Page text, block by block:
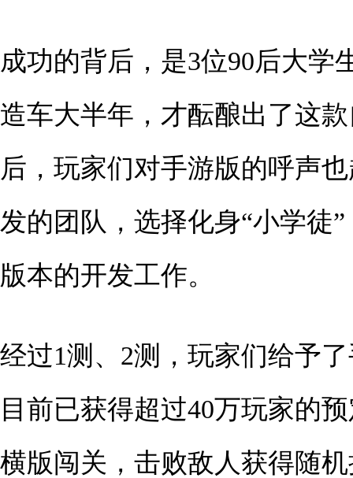
成功的背后，是3位90后大学
造车大半年，才酝酿出了这
后，玩家们对手游版的呼声
发的团队，选择化身“小学徒
版本的开发工作。
经过1测、2测，玩家们给予
目前已获得超过40万玩家的
横版闯关，击败敌人获得随